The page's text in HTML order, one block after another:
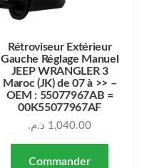
Rétroviseur Extérieur
Gauche Réglage Manuel
JEEP WRANGLER 3
Maroc (JK) de 07 à >> –
OEM : 55077967AB =
00K55077967AF
1,040.00 د.م.
Commander